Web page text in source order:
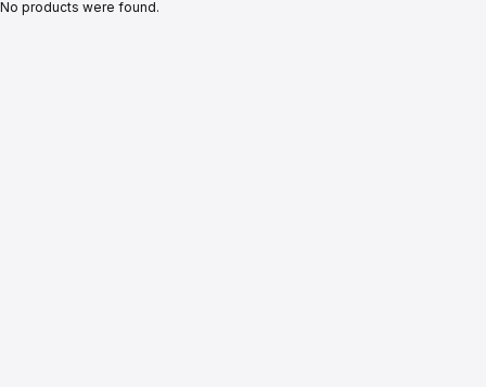
No products were found.